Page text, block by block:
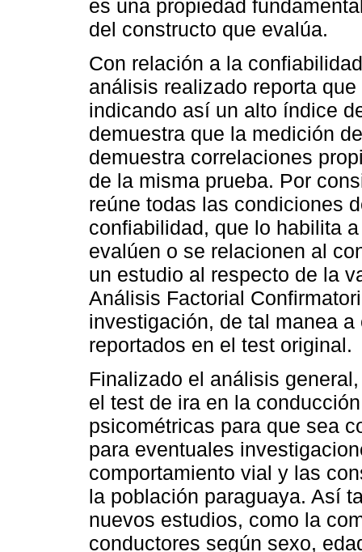
es una propiedad
del constructo que evalúa.
Con relación a la
análisis realizado reporta
indicando así un alto índice
demuestra que la medición
demuestra correlaciones
de la misma prueba. Por
reúne todas las condiciones
confiabilidad, que lo habilita
evalúen o se relacionen al
un estudio al respecto de la
Análisis Factorial
investigación, de tal manea
reportados en el test original.
Finalizado el análisis
el test de ira en la
psicométricas para que sea
para eventuales
comportamiento vial y las
la población paraguaya. Así
nuevos estudios, como la
conductores según sexo,